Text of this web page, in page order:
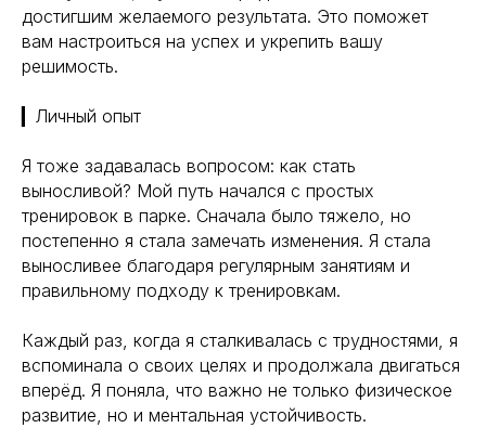
достигшим желаемого результата. Это поможет
вам настроиться на успех и укрепить вашу
решимость.
▎Личный опыт
Я тоже задавалась вопросом: как стать
выносливой? Мой путь начался с простых
тренировок в парке. Сначала было тяжело, но
постепенно я стала замечать изменения. Я стала
выносливее благодаря регулярным занятиям и
правильному подходу к тренировкам.
Каждый раз, когда я сталкивалась с трудностями, я
вспоминала о своих целях и продолжала двигаться
вперёд. Я поняла, что важно не только физическое
развитие, но и ментальная устойчивость.
Навигация